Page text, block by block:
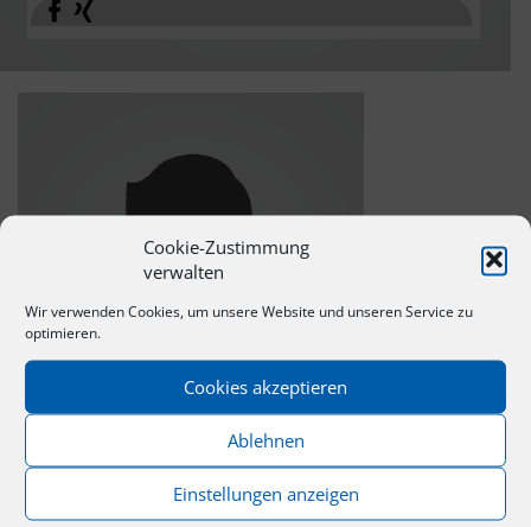
Cookie-Zustimmung
verwalten
Wir verwenden Cookies, um unsere Website und unseren Service zu
optimieren.
Cookies akzeptieren
Ablehnen
Einstellungen anzeigen